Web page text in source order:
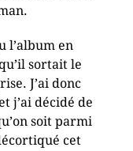
l’album en
sortait le
J’ai donc
j’ai décidé de
soit parmi
cet